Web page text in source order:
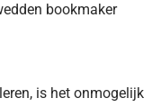
bookmaker
is het onmogelijk